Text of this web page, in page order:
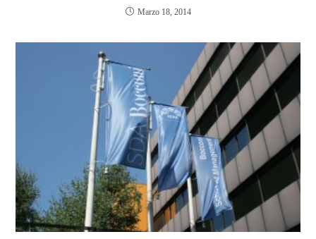
Marzo 18, 2014